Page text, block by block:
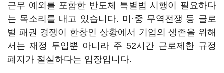
근무 예외를 포함한 반도체 특별법 시행이 필요하다
는 목소리를 내고 있습니다. 미·중 무역전쟁 등 글로
벌 패권 경쟁이 한창인 상황에서 기업의 생존을 위해
서는 재정 투입뿐 아니라 주 52시간 근로제한 규정
폐지가 절실하다는 입장입니다.